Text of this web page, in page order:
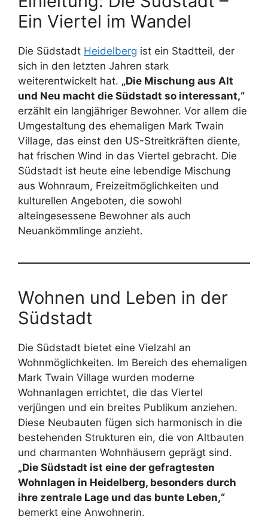
Ein Viertel im Wandel
Die Südstadt Heidelberg ist ein Stadtteil, der
sich in den letzten Jahren stark
weiterentwickelt hat. „Die Mischung aus Alt
und Neu macht die Südstadt so interessant,“
erzählt ein langjähriger Bewohner. Vor allem die
Umgestaltung des ehemaligen Mark Twain
Village, das einst den US-Streitkräften diente,
hat frischen Wind in das Viertel gebracht. Die
Südstadt ist heute eine lebendige Mischung
aus Wohnraum, Freizeitmöglichkeiten und
kulturellen Angeboten, die sowohl
alteingesessene Bewohner als auch
Neuankömmlinge anzieht.
Wohnen und Leben in der
Südstadt
Die Südstadt bietet eine Vielzahl an
Wohnmöglichkeiten. Im Bereich des ehemaligen
Mark Twain Village wurden moderne
Wohnanlagen errichtet, die das Viertel
verjüngen und ein breites Publikum anziehen.
Diese Neubauten fügen sich harmonisch in die
bestehenden Strukturen ein, die von Altbauten
und charmanten Wohnhäusern geprägt sind.
„Die Südstadt ist eine der gefragtesten
Wohnlagen in Heidelberg, besonders durch
ihre zentrale Lage und das bunte Leben,“
bemerkt eine Anwohnerin.